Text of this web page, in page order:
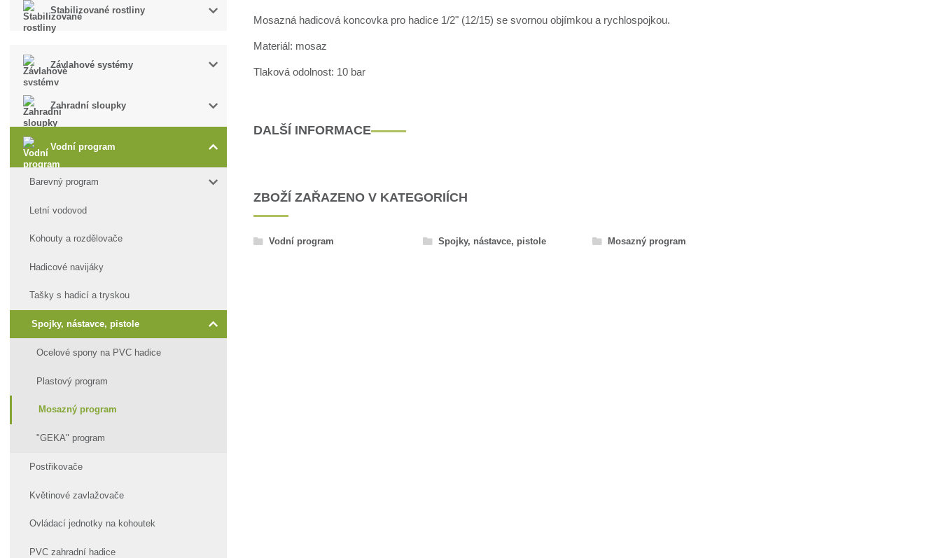
Stabilizované rostliny
Závlahové systémy
Zahradní sloupky
Vodní program
Barevný program
Letní vodovod
Kohouty a rozdělovače
Hadicové navijáky
Tašky s hadicí a tryskou
Spojky, nástavce, pistole
Ocelové spony na PVC hadice
Plastový program
Mosazný program
"GEKA" program
Postřikovače
Květinové zavlažovače
Ovládací jednotky na kohoutek
PVC zahradní hadice
Mosazná hadicová koncovka pro hadice 1/2" (12/15) se svornou objímkou a rychlospojkou.
Materiál: mosaz
Tlaková odolnost: 10 bar
DALŠÍ INFORMACE
ZBOŽÍ ZAŘAZENO V KATEGORIÍCH
Vodní program Spojky, nástavce, pistole Mosazný program